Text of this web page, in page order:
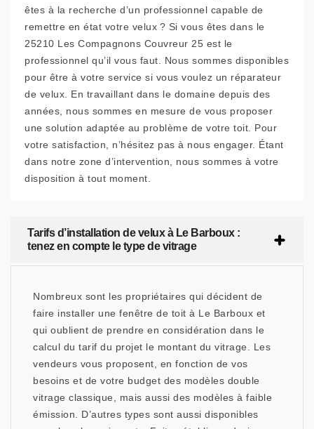
êtes à la recherche d’un professionnel capable de
remettre en état votre velux ? Si vous êtes dans le
25210 Les Compagnons Couvreur 25 est le
professionnel qu’il vous faut. Nous sommes disponibles
pour être à votre service si vous voulez un réparateur
de velux. En travaillant dans le domaine depuis des
années, nous sommes en mesure de vous proposer
une solution adaptée au problème de votre toit. Pour
votre satisfaction, n’hésitez pas à nous engager. Étant
dans notre zone d’intervention, nous sommes à votre
disposition à tout moment.
Tarifs d’installation de velux à Le Barboux :
tenez en compte le type de vitrage
Nombreux sont les propriétaires qui décident de
faire installer une fenêtre de toit à Le Barboux et
qui oublient de prendre en considération dans le
calcul du tarif du projet le montant du vitrage. Les
vendeurs vous proposent, en fonction de vos
besoins et de votre budget des modèles double
vitrage classique, mais aussi des modèles à faible
émission. D’autres types sont aussi disponibles